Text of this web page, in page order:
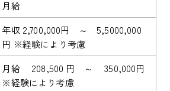
月給
年収 2,700,000円 ～ 5,5000,000
円 ※経験により考慮
月給 208,500 円 ～ 350,000円
※経験により考慮